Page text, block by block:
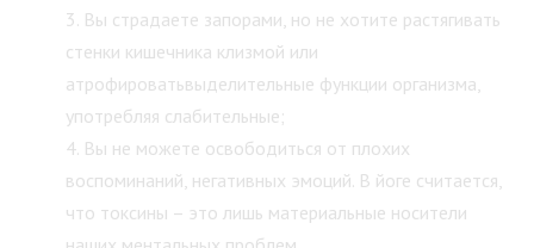
Вы страдаете запорами, но не хотите растягивать
стенки кишечника клизмой или
атрофироватьвыделительные функции организма,
употребляя слабительные;
Вы не можете освободиться от плохих
воспоминаний, негативных эмоций. В йоге считается,
что токсины – это лишь материальные носители